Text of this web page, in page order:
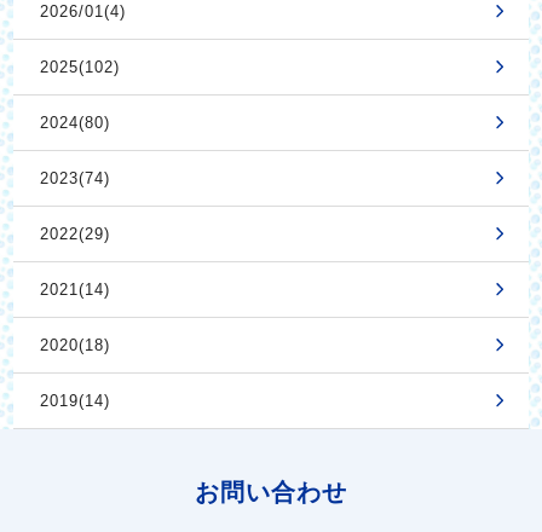
2026/01(4)
2025(102)
2024(80)
2023(74)
2022(29)
2021(14)
2020(18)
2019(14)
お問い合わせ